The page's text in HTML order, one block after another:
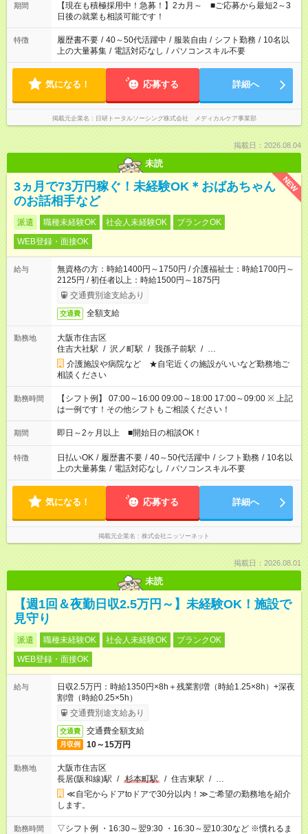
たくない」 など、ご希望を教えてくださいね。 ※Wワーク希望
の方へ 今ご覧のお仕事で希望する勤務時間と、もう1つのお仕事
の勤務時間。 合計で週40時間を超える場合は応募できません。
期間
【現在も積極採用中！急募！】2カ月～ ■ご応募から最短2～3
日後の就業も相談可能です！
特徴 履歴書不要 / 40～50代活躍中 / 服装自由 / シフト勤務 / 10名以
上の大量募集 / 電話対応なし / パソコンスキル不要
気になる！ 応募する 詳細へ
掲載元企業名 日研トータルソーシング株式会社 メディカルケア事業部
掲載日：2026.08.04
未読
NEW
3ヵ月で73万円稼ぐ！未経験OK＊おばあちゃん
のお話相手など
派遣 職種未経験OK 社会人未経験OK
ブランクOK
WEB登録・面接OK
給与
無資格の方：時給1400円～1750円 / 介護福祉士：時給1700円～
2125円 / 初任者以上：時給1500円～1875円
交通費別途支給あり
交通費 全額支給
勤務地
大阪市住吉区
住吉大社駅 / 沢ノ町駅 / 我孫子前駅 / …
介護施設や病院など ★自宅近くの施設がいいなど勤務地ご
相談ください
勤務時間
【シフト例】 07:00～16:00 09:00～18:00 17:00～09:00 ※ 上記
は一例です！その他シフトもご相談ください！
期間 即日～2ヶ月以上 ■開始日の相談OK！
特徴 日払いOK / 履歴書不要 / 40～50代活躍中 / シフト勤務 / 10名以
上の大量募集 / 電話対応なし / パソコンスキル不要
気になる！ 応募する 詳細へ
掲載元企業名 株式会社ニッソーネット
掲載日：2026.08.01
未読
【週1回＆夜勤日収2.5万円～】未経験OK！施設で
見守り
派遣 職種未経験OK 社会人未経験OK
ブランクOK
WEB登録・面接OK
給与
日収2.5万円：時給1350円×8h＋残業割増（時給1.25×8h）+深夜
割増（時給0.25×5h）
交通費別途支給あり
交通費 交通費全額支給
月収例 10～15万円
勤務地
大阪市住吉区
長居(阪和線)駅 / 杉本町駅 / 住吉東駅 / …
≪自宅からドアtoドアで30分以内！≫ご希望の勤務地を紹介
します。
勤務時間
▽シフト例 ・16:30～翌9:30 ・16:30～翌10:30など ※慣れるま